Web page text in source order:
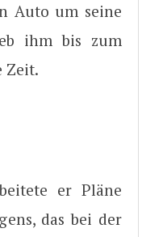
Auto um seine
ihm bis zum
Zeit.
er Pläne
das bei der